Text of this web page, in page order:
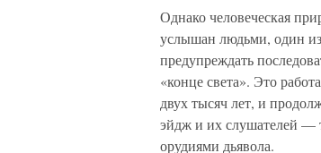
Однако человеческая
услышан людьми, один
предупреждать
«конце света». Это
двух тысяч лет, и
эйдж и их слушателей —
орудиями дьявола.